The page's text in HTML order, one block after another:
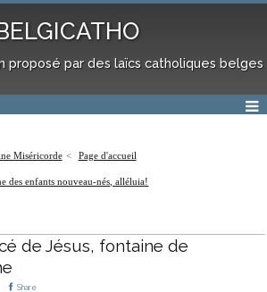
proposé par des laïcs catholiques belges
Miséricorde Page d'accueil
des enfants nouveau-nés, alléluia!
de Jésus, fontaine de
Share